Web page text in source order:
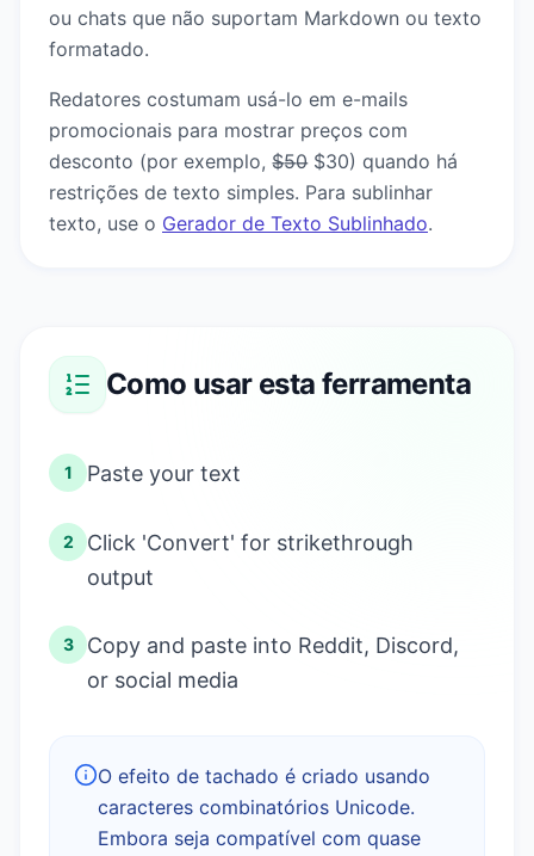
ou chats que não suportam Markdown ou texto
formatado.
Redatores costumam usá-lo em e-mails
promocionais para mostrar preços com
desconto (por exemplo, $̶5̶0̶ $30) quando há
restrições de texto simples. Para sublinhar
texto, use o Gerador de Texto Sublinhado.
Como usar esta ferramenta
1 Paste your text
2
Click 'Convert' for strikethrough
output
3
Copy and paste into Reddit, Discord,
or social media
O efeito de tachado é criado usando
caracteres combinatórios Unicode.
Embora seja compatível com quase